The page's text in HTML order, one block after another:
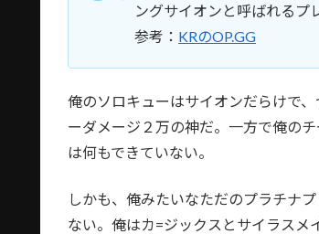
ングサイオンと呼ばれるプ
参考： KRのOP.GG
俺のソロキューはサイオンだらけで
ーダメージ２万の神だ。一方で俺の
は何もできていない。
しかも、俺みたいなただのプラチナ
ない。俺はカ=ジックスとサイラスメ